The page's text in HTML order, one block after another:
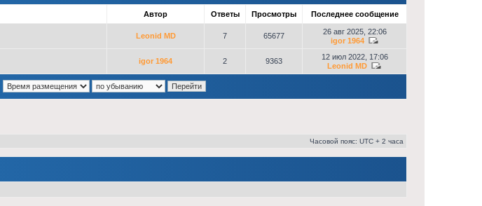
Автор Ответы Просмотры Последнее сообщение
Leonid MD 7 65677
26 авг 2025, 22:06
igor 1964
igor 1964 2 9363
12 июл 2022, 17:06
Leonid MD
Часовой пояс: UTC + 2 часа